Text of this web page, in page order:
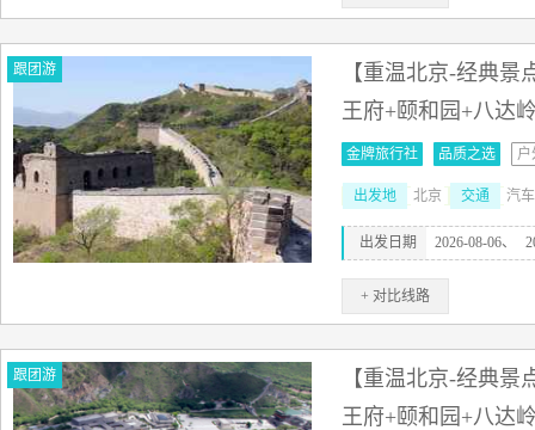
跟团游
【重温北京-经典
王府+颐和园+八达
金牌旅行社 品质之选 户
出发地 北京 交通 汽
出发日期 2026-08-06、
+ 对比线路
跟团游
【重温北京-经典
王府+颐和园+八达